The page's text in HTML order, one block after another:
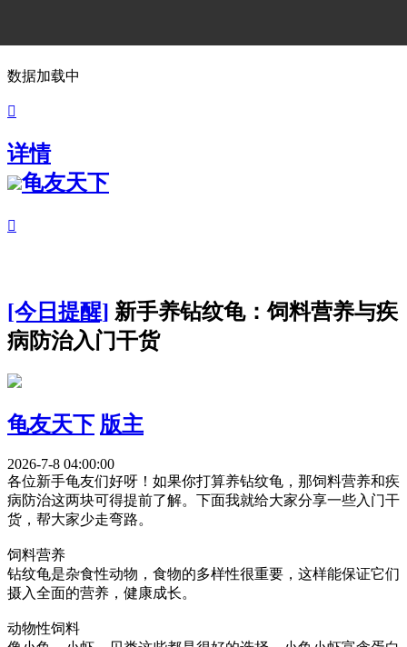
数据加载中

详情
龟友天下

[今日提醒] 新手养钻纹龟：饲料营养与疾
病防治入门干货
龟友天下 版主
2026-7-8 04:00:00
各位新手龟友们好呀！如果你打算养钻纹龟，那饲料营养和疾
病防治这两块可得提前了解。下面我就给大家分享一些入门干
货，帮大家少走弯路。
饲料营养
钻纹龟是杂食性动物，食物的多样性很重要，这样能保证它们
摄入全面的营养，健康成长。
动物性饲料